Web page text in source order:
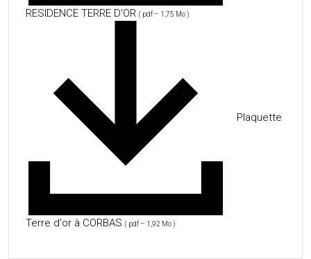
RESIDENCE TERRE D'OR ( pdf – 1,75 Mo )
Plaquette
Terre d'or à CORBAS ( pdf – 1,92 Mo )